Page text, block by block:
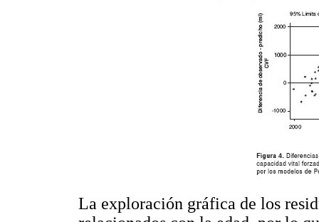
La exploración gráfica de los